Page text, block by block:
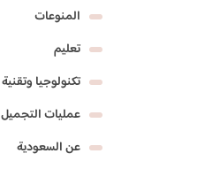
المنوعات
تعليم
تكنولوجيا وتقنية
عمليات التجميل
عن السعودية